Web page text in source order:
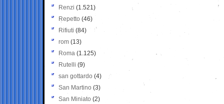
Renzi (1.521)
Repetto (46)
Rifiuti (84)
rom (13)
Roma (1.125)
Rutelli (9)
san gottardo (4)
San Martino (3)
San Miniato (2)